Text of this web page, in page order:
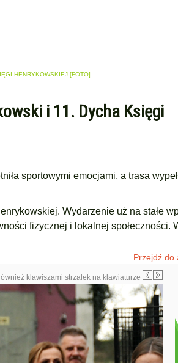
HENRYKOWSKIEJ [FOTO]
i 11. Dycha Księgi
sportowymi emocjami, a trasa
Wydarzenie uż na stałe
fizycznej i lokalnej społeczności.
Przejdź do
klawiszami strzałek na klawiaturze